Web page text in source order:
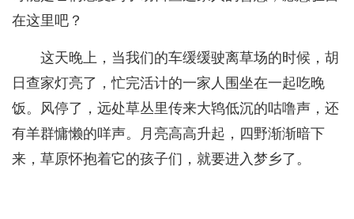
在这里吧？
这天晚上，当我们的车缓缓驶离草场的时候，胡
日查家灯亮了，忙完活计的一家人围坐在一起吃晚
饭。风停了，远处草丛里传来大鸨低沉的咕噜声，还
有羊群慵懒的咩声。月亮高高升起，四野渐渐暗下
来，草原怀抱着它的孩子们，就要进入梦乡了。